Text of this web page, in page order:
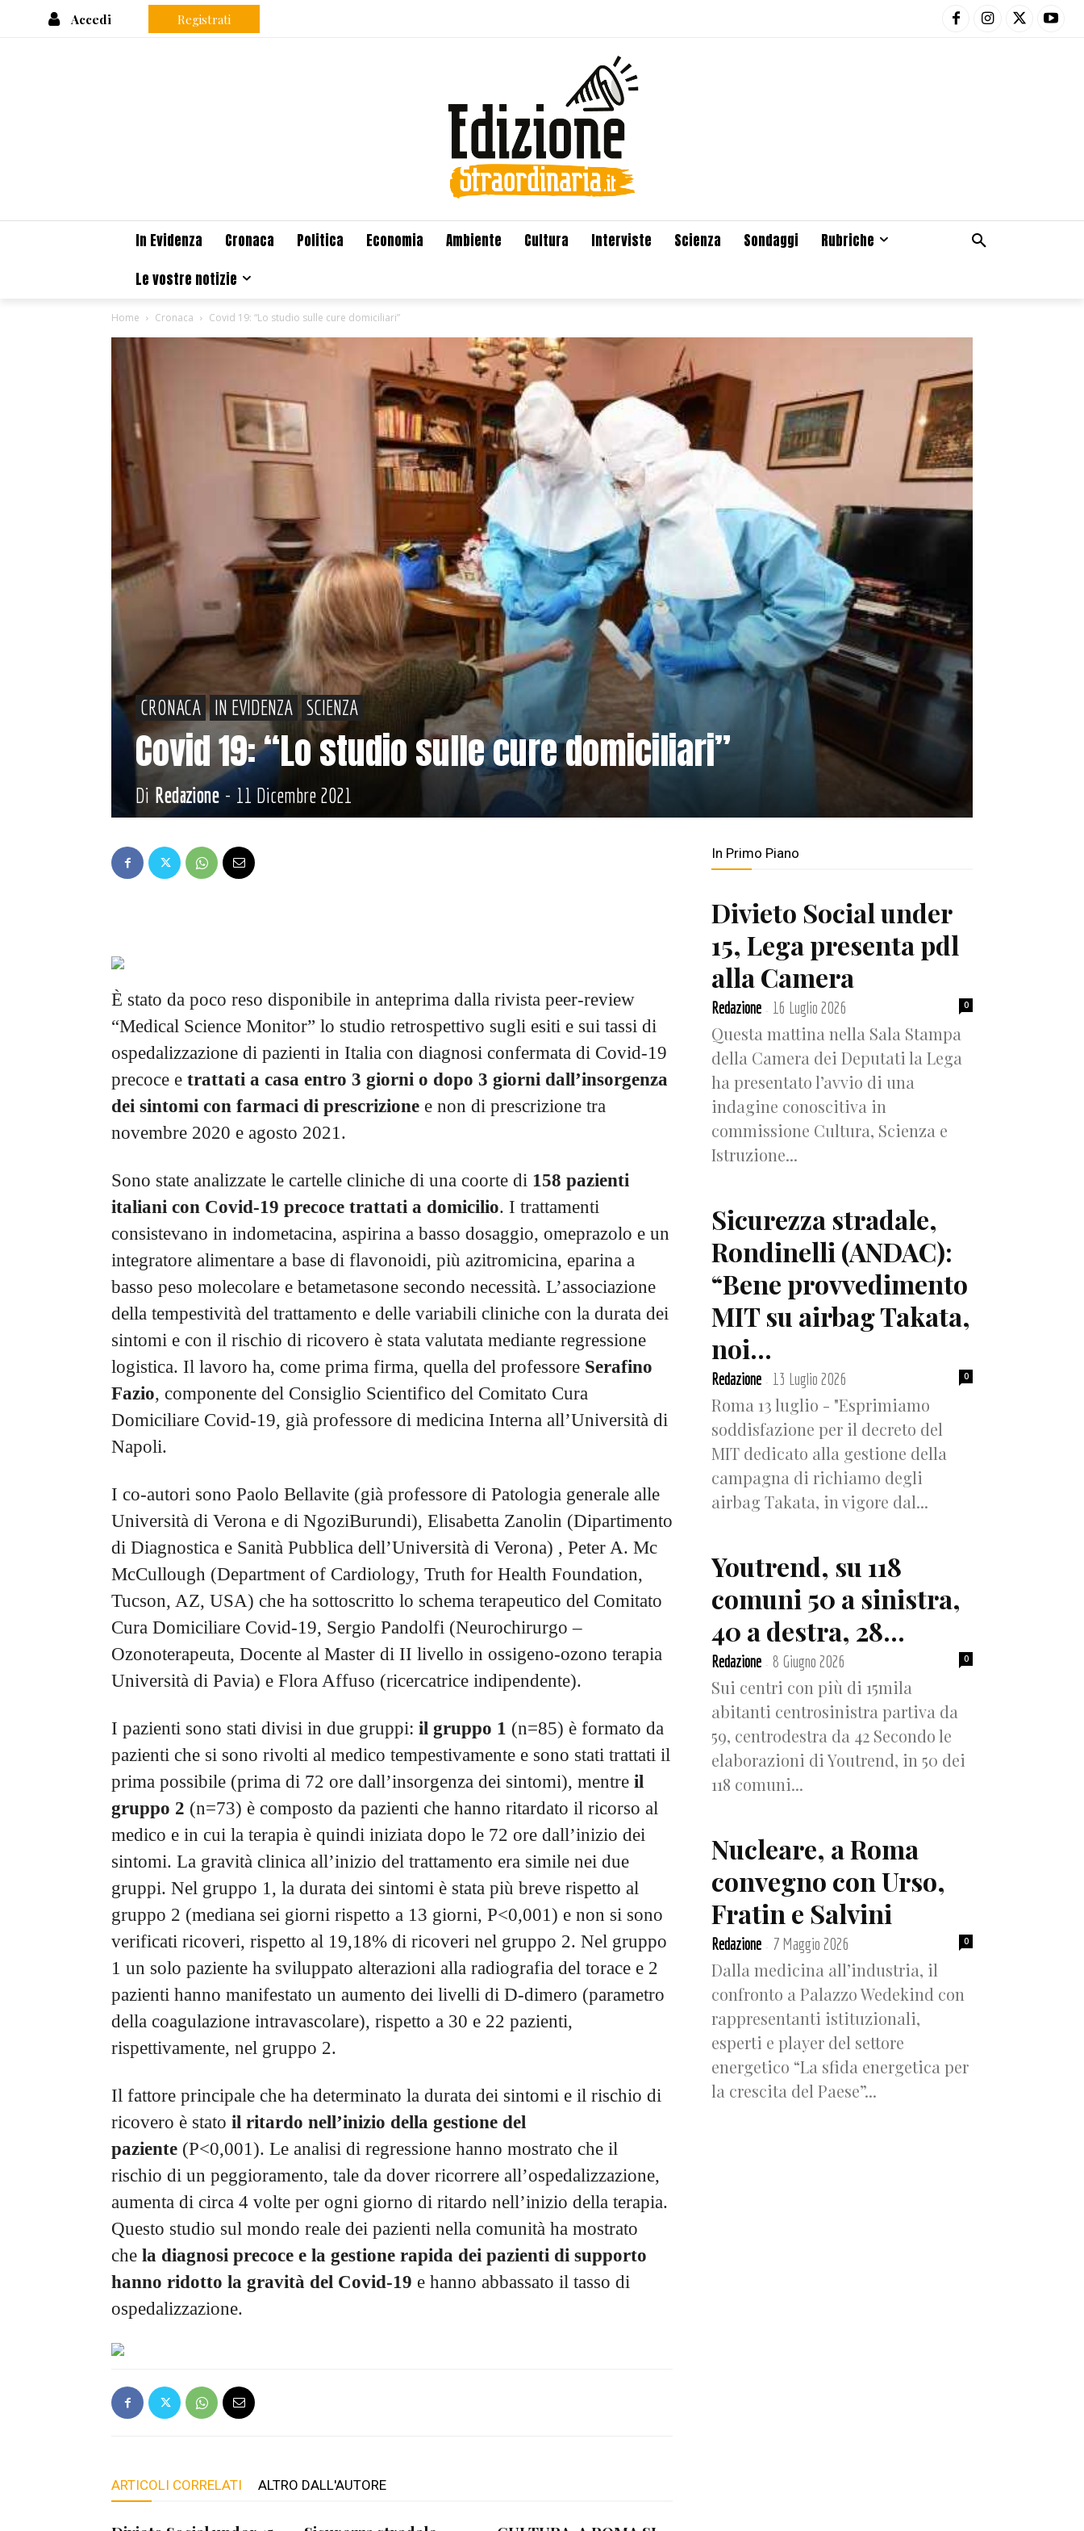
Accedi Registrati
In Evidenza Cronaca Politica Economia Ambiente Cultura Interviste Scienza Sondaggi
Rubriche
Le vostre notizie
Home Cronaca Covid 19: “Lo studio sulle cure domiciliari”
CRONACA IN EVIDENZA SCIENZA
Covid 19: “Lo studio sulle cure domiciliari”
Di Redazione - 11 Dicembre 2021
È stato da poco reso disponibile in anteprima dalla rivista peer-review
“Medical Science Monitor” lo studio retrospettivo sugli esiti e sui tassi di
ospedalizzazione di pazienti in Italia con diagnosi confermata di Covid-19
precoce e trattati a casa entro 3 giorni o dopo 3 giorni dall’insorgenza
dei sintomi con farmaci di prescrizione e non di prescrizione tra
novembre 2020 e agosto 2021.
Sono state analizzate le cartelle cliniche di una coorte di 158 pazienti
italiani con Covid-19 precoce trattati a domicilio. I trattamenti
consistevano in indometacina, aspirina a basso dosaggio, omeprazolo e un
integratore alimentare a base di flavonoidi, più azitromicina, eparina a
basso peso molecolare e betametasone secondo necessità. L’associazione
della tempestività del trattamento e delle variabili cliniche con la durata dei
sintomi e con il rischio di ricovero è stata valutata mediante regressione
logistica. Il lavoro ha, come prima firma, quella del professore Serafino
Fazio, componente del Consiglio Scientifico del Comitato Cura
Domiciliare Covid-19, già professore di medicina Interna all’Università di
Napoli.
I co-autori sono Paolo Bellavite (già professore di Patologia generale alle
Università di Verona e di NgoziBurundi), Elisabetta Zanolin (Dipartimento
di Diagnostica e Sanità Pubblica dell’Università di Verona) , Peter A. Mc
McCullough (Department of Cardiology, Truth for Health Foundation,
Tucson, AZ, USA) che ha sottoscritto lo schema terapeutico del Comitato
Cura Domiciliare Covid-19, Sergio Pandolfi (Neurochirurgo –
Ozonoterapeuta, Docente al Master di II livello in ossigeno-ozono terapia
Università di Pavia) e Flora Affuso (ricercatrice indipendente).
I pazienti sono stati divisi in due gruppi: il gruppo 1 (n=85) è formato da
pazienti che si sono rivolti al medico tempestivamente e sono stati trattati il
prima possibile (prima di 72 ore dall’insorgenza dei sintomi), mentre il
gruppo 2 (n=73) è composto da pazienti che hanno ritardato il ricorso al
medico e in cui la terapia è quindi iniziata dopo le 72 ore dall’inizio dei
sintomi. La gravità clinica all’inizio del trattamento era simile nei due
gruppi. Nel gruppo 1, la durata dei sintomi è stata più breve rispetto al
gruppo 2 (mediana sei giorni rispetto a 13 giorni, P<0,001) e non si sono
verificati ricoveri, rispetto al 19,18% di ricoveri nel gruppo 2. Nel gruppo
1 un solo paziente ha sviluppato alterazioni alla radiografia del torace e 2
pazienti hanno manifestato un aumento dei livelli di D-dimero (parametro
della coagulazione intravascolare), rispetto a 30 e 22 pazienti,
rispettivamente, nel gruppo 2.
Il fattore principale che ha determinato la durata dei sintomi e il rischio di
ricovero è stato il ritardo nell’inizio della gestione del
paziente (P<0,001). Le analisi di regressione hanno mostrato che il
rischio di un peggioramento, tale da dover ricorrere all’ospedalizzazione,
aumenta di circa 4 volte per ogni giorno di ritardo nell’inizio della terapia.
Questo studio sul mondo reale dei pazienti nella comunità ha mostrato
che la diagnosi precoce e la gestione rapida dei pazienti di supporto
hanno ridotto la gravità del Covid-19 e hanno abbassato il tasso di
ospedalizzazione.
ARTICOLI CORRELATI ALTRO DALL'AUTORE
In Primo Piano
Divieto Social under
15, Lega presenta pdl
alla Camera
Redazione - 16 Luglio 2026 0
Questa mattina nella Sala Stampa
della Camera dei Deputati la Lega
ha presentato l’avvio di una
indagine conoscitiva in
commissione Cultura, Scienza e
Istruzione...
Sicurezza stradale,
Rondinelli (ANDAC):
“Bene provvedimento
MIT su airbag Takata,
noi...
Redazione - 13 Luglio 2026 0
Roma 13 luglio - "Esprimiamo
soddisfazione per il decreto del
MIT dedicato alla gestione della
campagna di richiamo degli
airbag Takata, in vigore dal...
Youtrend, su 118
comuni 50 a sinistra,
40 a destra, 28...
Redazione - 8 Giugno 2026 0
Sui centri con più di 15mila
abitanti centrosinistra partiva da
59, centrodestra da 42 Secondo le
elaborazioni di Youtrend, in 50 dei
118 comuni...
Nucleare, a Roma
convegno con Urso,
Fratin e Salvini
Redazione - 7 Maggio 2026 0
Dalla medicina all’industria, il
confronto a Palazzo Wedekind con
rappresentanti istituzionali,
esperti e player del settore
energetico “La sfida energetica per
la crescita del Paese”...